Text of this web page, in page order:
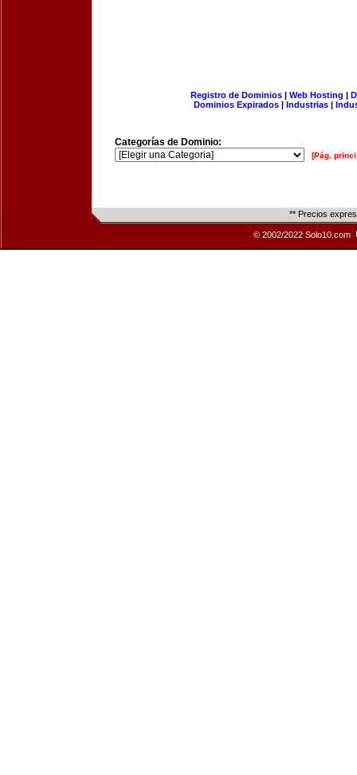
Registro de Dominios| Web Hosting |
Dominios Expirados | Industrias |
Categorías de Dominio:
[Pág.
** Precios
© 2002/2022 Solo10.com